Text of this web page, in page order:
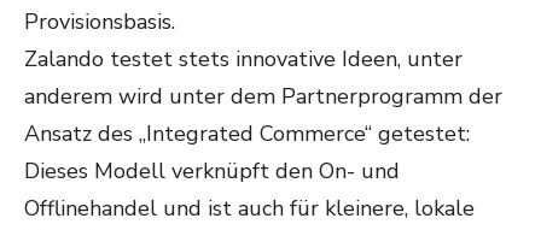
Provisionsbasis.
Zalando testet stets innovative Ideen, unter
anderem wird unter dem Partnerprogramm der
Ansatz des „Integrated Commerce“ getestet:
Dieses Modell verknüpft den On- und
Offlinehandel und ist auch für kleinere, lokale